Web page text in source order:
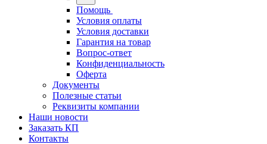
Помощь
Условия оплаты
Условия доставки
Гарантия на товар
Вопрос-ответ
Конфиденциальность
Оферта
Документы
Полезные статьи
Реквизиты компании
Наши новости
Заказать КП
Контакты